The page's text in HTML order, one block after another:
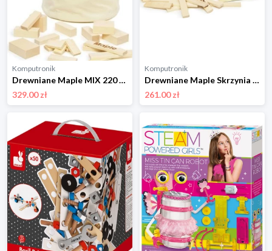
Komputronik
Drewniane Maple MIX 220 szt MX220
329.00 zł
Komputronik
Drewniane Maple Skrzynia 200 szt SK200
261.00 zł